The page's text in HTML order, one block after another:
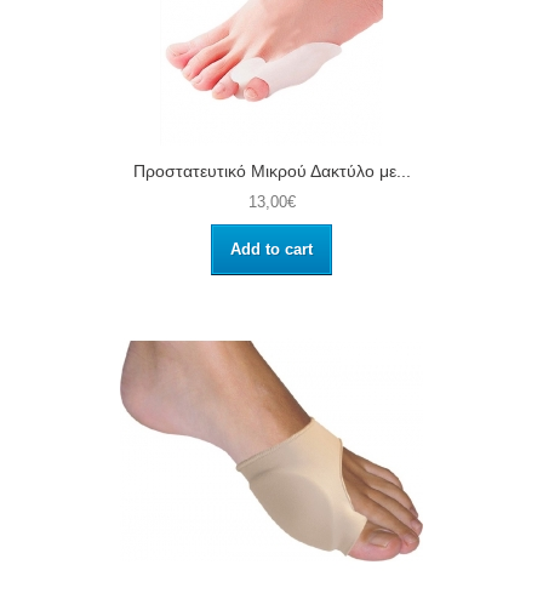
Προστατευτικό Μικρού Δακτύλο με...
13,00€
Add to cart